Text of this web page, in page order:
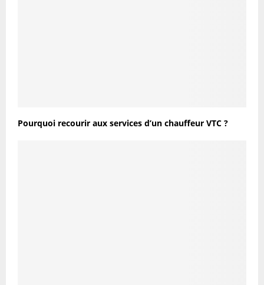
Pourquoi recourir aux services d’un chauffeur VTC ?